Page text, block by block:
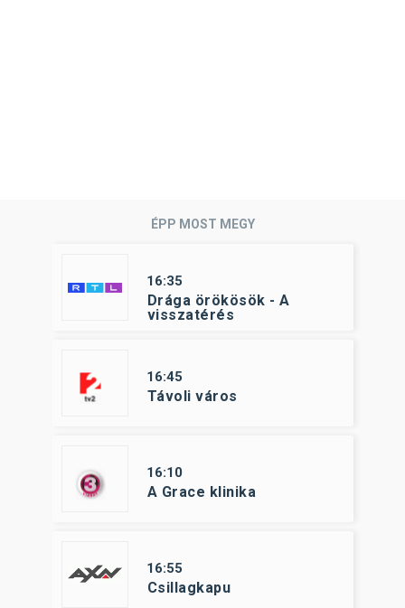
ÉPP MOST MEGY
16:35
Drága örökösök - A
visszatérés
16:45
Távoli város
16:10
A Grace klinika
16:55
Csillagkapu